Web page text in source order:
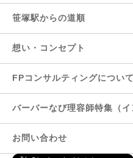
笹塚駅からの道順
想い・コンセプト
FPコンサルティングについて
バーバーなび理容師特集（イ
お問い合わせ